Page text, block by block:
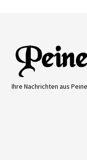
Ihre Nachrichten aus